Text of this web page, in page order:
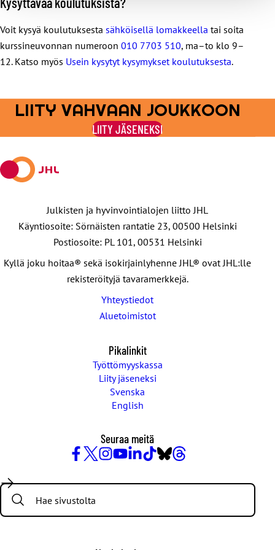
Voit kysyä koulutuksesta sähköisellä lomakkeella tai soita
kurssineuvonnan numeroon 010 7703 510, ma–to klo 9–
12. Katso myös Usein kysytyt kysymykset koulutuksesta.
LIITY VAHVAAN JOUKKOON
LIITY JÄSENEKSI
Julkisten ja hyvinvointialojen liitto JHL
Käyntiosoite: Sörnäisten rantatie 23, 00500 Helsinki
Postiosoite: PL 101, 00531 Helsinki
Kyllä joku hoitaa® sekä isokirjainlyhenne JHL® ovat JHL:lle
rekisteröityjä tavaramerkkejä.
Yhteystiedot
Aluetoimistot
Pikalinkit
Työttömyyskassa
Liity jäseneksi
Svenska
English
Seuraa meitä
/
Twitter
Search: